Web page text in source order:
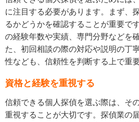
に注目する必要があります。まず、
るかどうかを確認することが重要で
の経験年数や実績、専門分野などを
た、初回相談の際の対応や説明の丁
性なども、信頼性を判断する上で重
資格と経験を重視する
信頼できる個人探偵を選ぶ際は、そ
重視することが大切です。探偵業の